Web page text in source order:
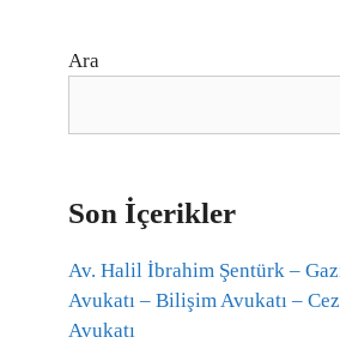
Ara
Son İçerikler
Av. Halil İbrahim Şentürk –
Avukatı – Bilişim Avukatı –
Avukatı